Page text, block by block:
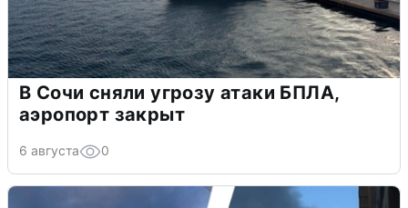
В Сочи сняли угрозу атаки БПЛА,
аэропорт закрыт
6 августа 0